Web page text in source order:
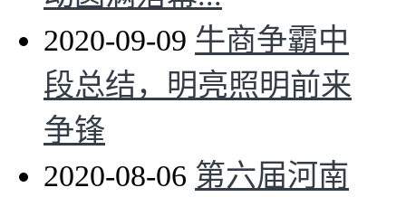
2020-09-09 牛商争霸中
段总结，明亮照明前来
争锋
2020-08-06 第六届河南